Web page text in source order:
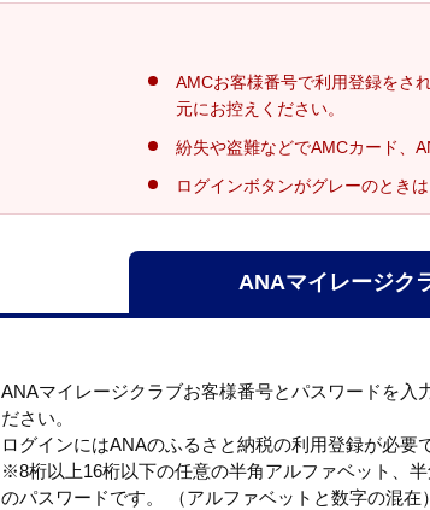
AMCお客様番号で利用登録をさ
元にお控えください。
紛失や盗難などでAMCカード、
ログインボタンがグレーのとき
ANAマイレージク
ANAマイレージクラブお客様番号とパスワードを入
ださい。
ログインにはANAのふるさと納税の利用登録が必要
※8桁以上16桁以下の任意の半角アルファベット、
のパスワードです。 （アルファベットと数字の混在）